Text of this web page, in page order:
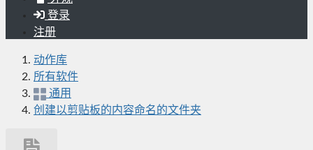
登录
注册
动作库
所有软件
通用
创建以剪贴板的内容命名的文件夹